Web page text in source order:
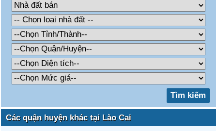
Các quận huyện khác tại Lào Cai